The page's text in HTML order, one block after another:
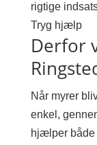
rigtige
Tryg hjælp
Derfor
Når myrer
enkel,
hjælper både